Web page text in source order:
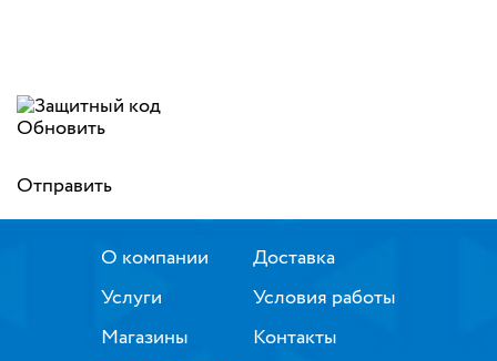
Обновить
Отправить
О компании
Услуги
Магазины
Доставка
Условия работы
Контакты